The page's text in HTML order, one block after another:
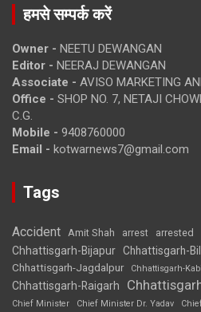
हमसे सम्पर्क करें
Owner - NEETU DEWANGAN
Editor - NEERAJ DEWANGAN
Associate - AVISO MARKETING
Office - SHOP NO. 7, NETAJI
C.G.
Mobile - 9408760000
Email - kotwarnews7@gmail.com
Tags
Accident Amit Shah arrest arrested
Chhattisgarh-Bijapur Chhattisgarh-
Chhattisgarh-Jagdalpur Chhattisgarh-
Chhattisgarh-Raigarh
Chief Minister
Chief Minister Dr. Yadav